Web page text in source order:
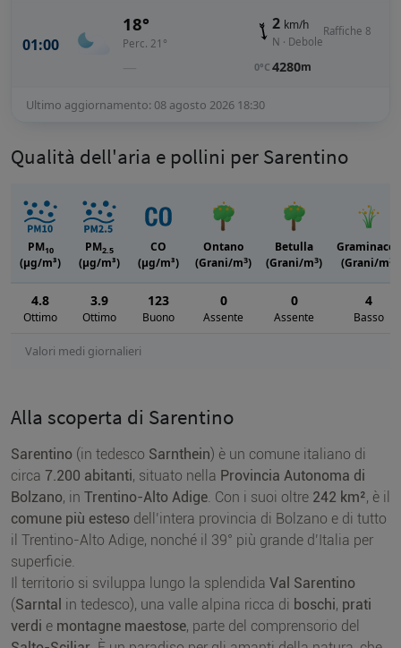
01:00
18°
Perc. 21°
—
2 km/h
N · Debole
Raffiche 8
0°C 4280m
Ultimo aggiornamento: 08 agosto 2026 18:30
Qualità dell'aria e pollini per Sarentino
Valori medi giornalieri
PM10
(μg/m³)
PM2.5
(μg/m³)
CO
(μg/m³)
Ontano
(Grani/m3)
Betulla
(Grani/m3)
Graminacee
(Grani/m3
4.8
Ottimo
3.9
Ottimo
123
Buono
0
Assente
0
Assente
4
Basso
Alla scoperta di Sarentino
Sarentino (in tedesco Sarnthein) è un comune italiano di
circa 7.200 abitanti, situato nella Provincia Autonoma di
Bolzano, in Trentino-Alto Adige . Con i suoi oltre 242 km², è il
comune più esteso dell’intera provincia di Bolzano e di tutto
il Trentino-Alto Adige, nonché il 39° più grande d’Italia per
superficie.
Il territorio si sviluppa lungo la splendida Val Sarentino
(Sarntal in tedesco), una valle alpina ricca di boschi, prati
verdi e montagne maestose, parte del comprensorio del